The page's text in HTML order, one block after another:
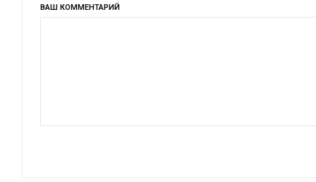
ВАШ КОММЕНТАРИЙ